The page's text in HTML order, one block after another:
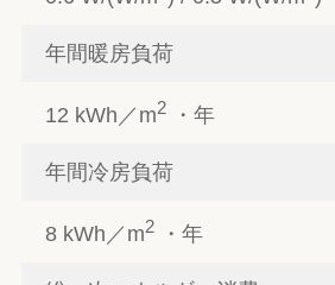
年間暖房負荷
12 kWh／m2・年
年間冷房負荷
8 kWh／m2・年